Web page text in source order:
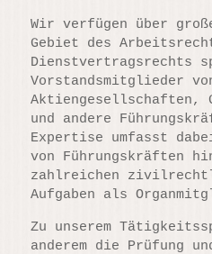
Wir verfügen über
Gebiet des
Dienstvertragsrechts
Vorstandsmitglieder
Aktiengesellschaften,
und andere
Expertise umfasst
von Führungskräften
zahlreichen
Aufgaben als
Zu unserem
anderem die Prüfung